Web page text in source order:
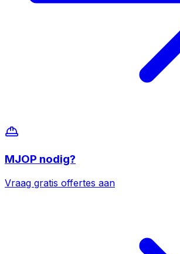
MJOP nodig?
Vraag gratis offertes aan